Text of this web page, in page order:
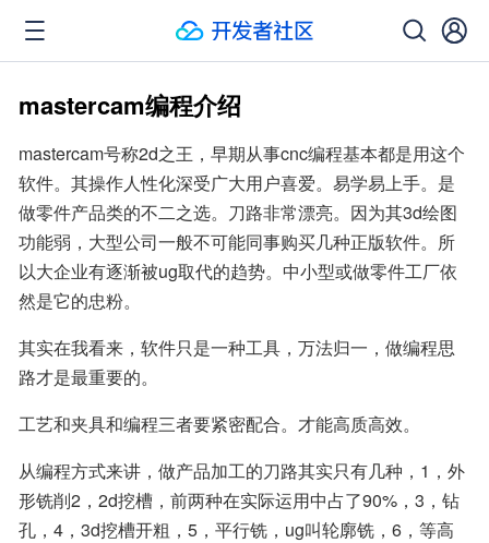
mastercam编程介绍
mastercam号称2d之王，早期从事cnc编程基本都是用这个
软件。其操作人性化深受广大用户喜爱。易学易上手。是
做零件产品类的不二之选。刀路非常漂亮。因为其3d绘图
功能弱，大型公司一般不可能同事购买几种正版软件。所
以大企业有逐渐被ug取代的趋势。中小型或做零件工厂依
然是它的忠粉。
其实在我看来，软件只是一种工具，万法归一，做编程思
路才是最重要的。
工艺和夹具和编程三者要紧密配合。才能高质高效。
从编程方式来讲，做产品加工的刀路其实只有几种，1，外
形铣削2，2d挖槽，前两种在实际运用中占了90%，3，钻
孔，4，3d挖槽开粗，5，平行铣，ug叫轮廓铣，6，等高